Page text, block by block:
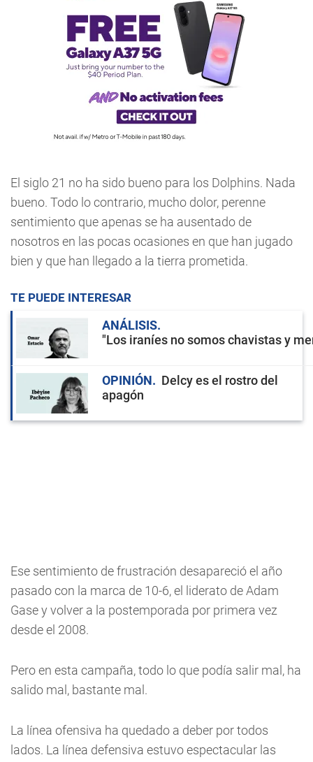
El siglo 21 no ha sido bueno para los Dolphins. Nada
bueno. Todo lo contrario, mucho dolor, perenne
sentimiento que apenas se ha ausentado de
nosotros en las pocas ocasiones en que han jugado
bien y que han llegado a la tierra prometida.
TE PUEDE INTERESAR
ANÁLISIS
"Los iraníes no somos chavistas y
OPINIÓN
Delcy es el rostro del
apagón
Ese sentimiento de frustración desapareció el año
pasado con la marca de 10-6, el liderato de Adam
Gase y volver a la postemporada por primera vez
desde el 2008.
Pero en esta campaña, todo lo que podía salir mal, ha
salido mal, bastante mal.
La línea ofensiva ha quedado a deber por todos
lados. La línea defensiva estuvo espectacular las